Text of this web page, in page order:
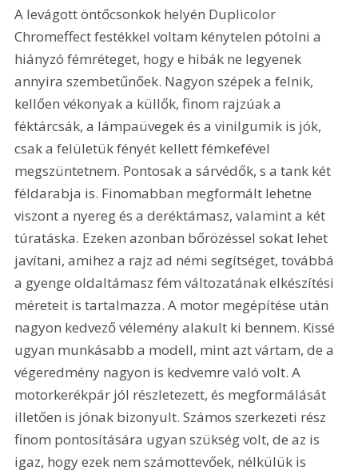
A levágott öntőcsonkok helyén Duplicolor
Chromeffect festékkel voltam kénytelen pótolni a
hiányzó fémréteget, hogy e hibák ne legyenek
annyira szembetűnőek. Nagyon szépek a felnik,
kellően vékonyak a küllők, finom rajzúak a
féktárcsák, a lámpaüvegek és a vinilgumik is jók,
csak a felületük fényét kellett fémkefével
megszüntetnem. Pontosak a sárvédők, s a tank két
féldarabja is. Finomabban megformált lehetne
viszont a nyereg és a deréktámasz, valamint a két
túratáska. Ezeken azonban bőrözéssel sokat lehet
javítani, amihez a rajz ad némi segítséget, továbbá
a gyenge oldaltámasz fém változatának elkészítési
méreteit is tartalmazza. A motor megépítése után
nagyon kedvező vélemény alakult ki bennem. Kissé
ugyan munkásabb a modell, mint azt vártam, de a
végeredmény nagyon is kedvemre való volt. A
motorkerékpár jól részletezett, és megformálását
illetően is jónak bizonyult. Számos szerkezeti rész
finom pontosítására ugyan szükség volt, de az is
igaz, hogy ezek nem számottevőek, nélkülük is